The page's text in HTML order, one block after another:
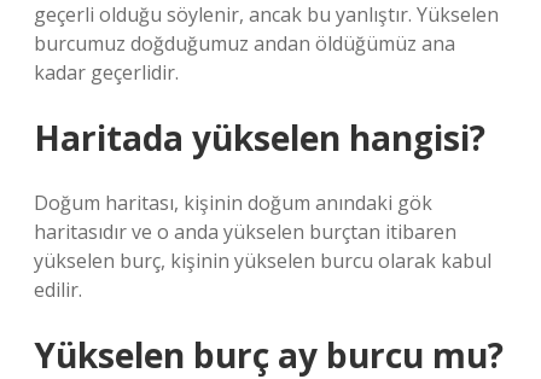
geçerli olduğu söylenir, ancak bu yanlıştır. Yükselen
burcumuz doğduğumuz andan öldüğümüz ana
kadar geçerlidir.
Haritada yükselen hangisi?
Doğum haritası, kişinin doğum anındaki gök
haritasıdır ve o anda yükselen burçtan itibaren
yükselen burç, kişinin yükselen burcu olarak kabul
edilir.
Yükselen burç ay burcu mu?